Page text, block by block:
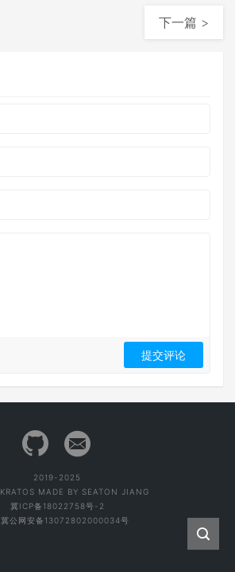
下一篇 >
2019-2025
KRATOS MADE BY SEATON JIANG
冀ICP备18022758号-2
冀公网安备13072802000034号